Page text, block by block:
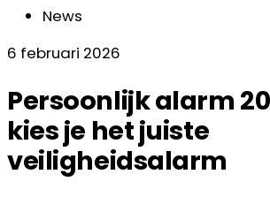
News
6 februari 2026
Persoonlijk alarm
kies je het juiste
veiligheidsalarm